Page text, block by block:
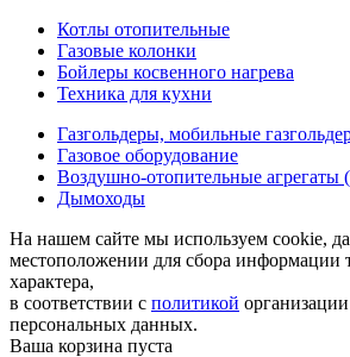
Котлы отопительные
Газовые колонки
Бойлеры косвенного нагрева
Техника для кухни
Газгольдеры, мобильные
Газовое оборудование
Воздушно-отопительные агрегаты
Дымоходы
На нашем сайте мы используем cookie,
местоположении для сбора информации
характера,
в соответствии с политикой
персональных данных.
Ваша корзина пуста